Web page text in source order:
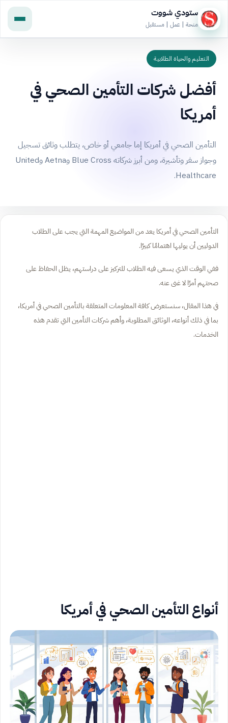
ستودي شووت
منحة | عمل | مستقبل
التعليم والحياة الطلابية
أفضل شركات التأمين الصحي في
أمريكا
التأمين الصحي في أمريكا إما جامعي أو خاص، يتطلب وثائق تسجيل
وجواز سفر وتأشيرة، ومن أبرز شركاته Blue Cross وAetna وUnited
Healthcare.
التأمين الصحي في أمريكا يعد من المواضيع المهمة التي يجب على الطلاب
الدوليين أن يوليها اهتمامًا كبيرًا.
ففي الوقت الذي يسعى فيه الطلاب للتركيز على دراستهم، يظل الحفاظ على
صحتهم أمرًا لا غنى عنه.
في هذا المقال، سنستعرض كافة المعلومات المتعلقة بالتأمين الصحي في أمريكا،
بما في ذلك أنواعه، الوثائق المطلوبة، وأهم شركات التأمين التي تقدم هذه
الخدمات.
أنواع التأمين الصحي في أمريكا